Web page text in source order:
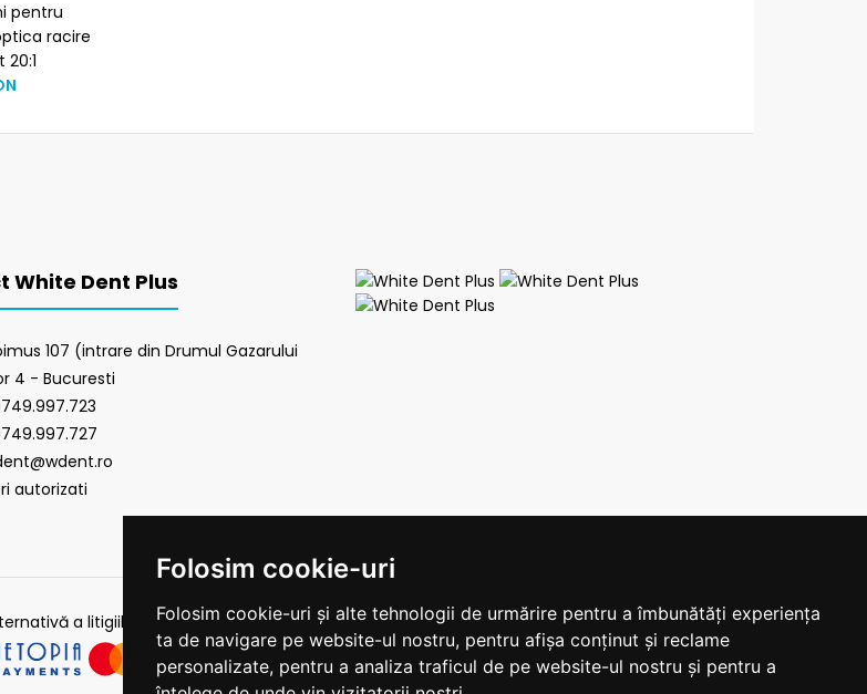
Folosim cookie-uri
Folosim cookie-uri și alte tehnologii de urmărire pentru a îmbunătăți experiența
ta de navigare pe website-ul nostru, pentru afișa conținut și reclame
personalizate, pentru a analiza traficul de pe website-ul nostru și pentru a
pentru
racire
White Dent Plus
107 (intrare din Drumul Gazarului
4 - Bucuresti
autorizati